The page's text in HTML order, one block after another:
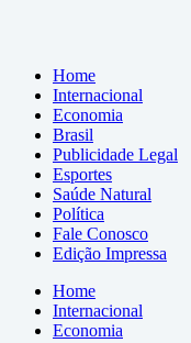
Home
Internacional
Economia
Brasil
Publicidade Legal
Esportes
Saúde Natural
Política
Fale Conosco
Edição Impressa
Home
Internacional
Economia